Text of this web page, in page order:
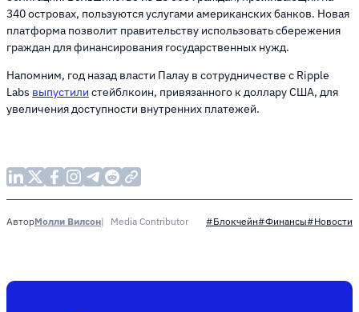
340 островах, пользуются услугами американских банков. Новая
платформа позволит правительству использовать сбережения
граждан для финансирования государственных нужд.
Напомним, год назад власти Палау в сотрудничестве с Ripple
Labs выпустили стейблкоин, привязанного к доллару США, для
увеличения доступности внутренних платежей.
АвторМолли Вилсон Media Contributor #Блокчейн#Финансы#Новости